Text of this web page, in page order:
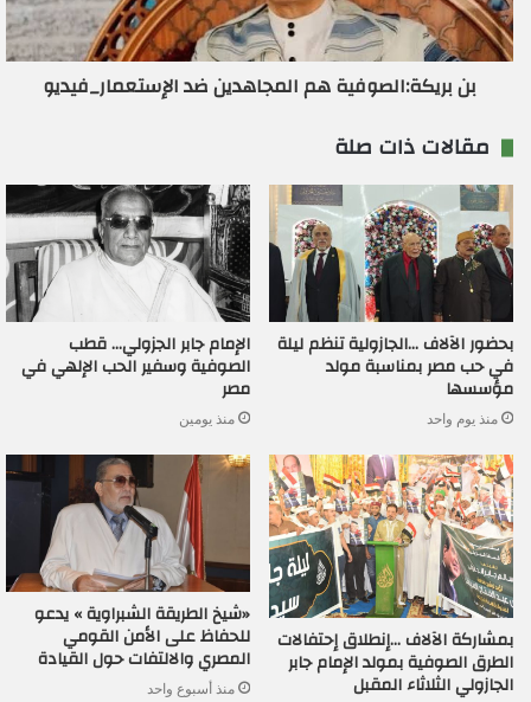
بن بريكة:الصوفية هم المجاهدين ضد الإستعمار_فيديو
مقالات ذات صلة
بحضور الآلاف …الجازولية تنظم ليلة
في حب مصر بمناسبة مولد
مؤسسها
منذ يوم واحد
الإمام جابر الجزولي… قطب
الصوفية وسفير الحب الإلهي في
مصر
منذ يومين
بمشاركة الآلاف …إنطلاق إحتفالات
الطرق الصوفية بمولد الإمام جابر
الجازولي الثلاثاء المقبل
«شيخ الطريقة الشبراوية » يدعو
للحفاظ على الأمن القومي
المصري والالتفات حول القيادة
منذ أسبوع واحد